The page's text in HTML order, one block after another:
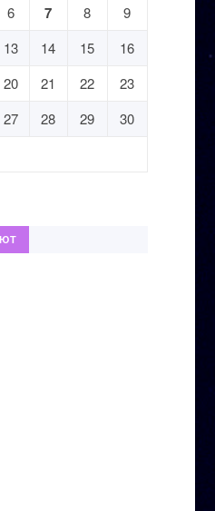
6 7 8
9
13 14 15
16
20 21 22
23
27 28 29
30